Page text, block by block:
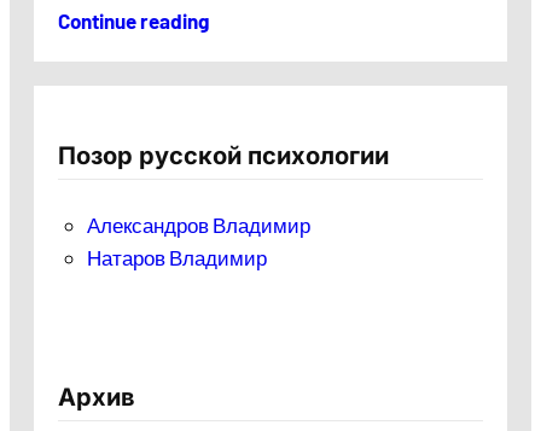
Continue reading
Позор русской психологии
Александров Владимир
Натаров Владимир
Архив